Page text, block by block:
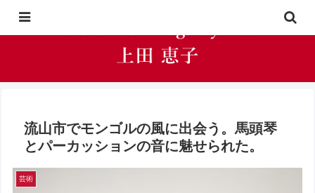
流山市でモンゴルの風に出会う。馬頭琴
とパーカッションの音に魅せられた。
芸術